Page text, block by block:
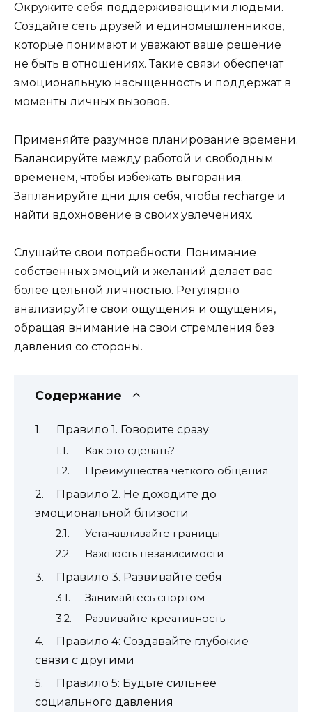
Окружите себя поддерживающими людьми.
Создайте сеть друзей и единомышленников,
которые понимают и уважают ваше решение
не быть в отношениях. Такие связи обеспечат
эмоциональную насыщенность и поддержат в
моменты личных вызовов.
Применяйте разумное планирование времени.
Балансируйте между работой и свободным
временем, чтобы избежать выгорания.
Запланируйте дни для себя, чтобы recharge и
найти вдохновение в своих увлечениях.
Слушайте свои потребности. Понимание
собственных эмоций и желаний делает вас
более цельной личностью. Регулярно
анализируйте свои ощущения и ощущения,
обращая внимание на свои стремления без
давления со стороны.
Содержание
Правило 1. Говорите сразу
Как это сделать?
Преимущества четкого общения
Правило 2. Не доходите до
эмоциональной близости
Устанавливайте границы
Важность независимости
Правило 3. Развивайте себя
Занимайтесь спортом
Развивайте креативность
Правило 4: Создавайте глубокие
связи с другими
Правило 5: Будьте сильнее
социального давления